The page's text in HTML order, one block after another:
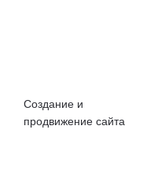
Создание и
продвижение сайта